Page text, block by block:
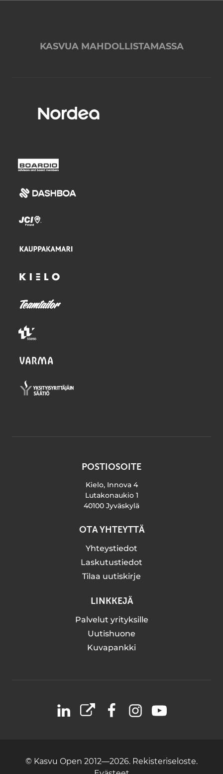
KASVUA MAHDOLLISTAMASSA
POSTIOSOITE
Kielo, Innova 4
Lutakonaukio 1
40100 Jyväskylä
OTA YHTEYTTÄ
Yhteystiedot
Laskutustiedot
Tilaa uutiskirje
LINKKEJÄ
Palvelut yrityksille
Uutishuone
Kuvapankki
LinkedIn
X FacebookInstagramYouTube
© Kasvu Open 2012—2026. Rekisteriseloste.